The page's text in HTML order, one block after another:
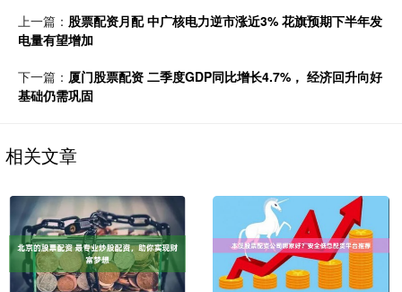
上一篇： 股票配资月配 中广核电力逆市涨近3% 花旗预期下半年发
电量有望增加
下一篇： 厦门股票配资 二季度GDP同比增长4.7%， 经济回升向好
基础仍需巩固
相关文章